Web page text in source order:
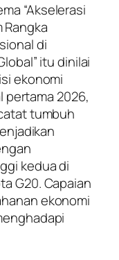
“Akselerasi
Rangka
di
itu dinilai
ekonomi
pertama 2026,
tumbuh
kedua di
G20. Capaian
ekonomi